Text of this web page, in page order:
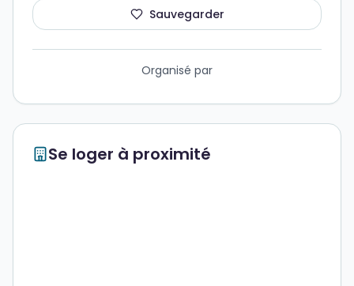
Sauvegarder
Organisé par
Se loger à proximité